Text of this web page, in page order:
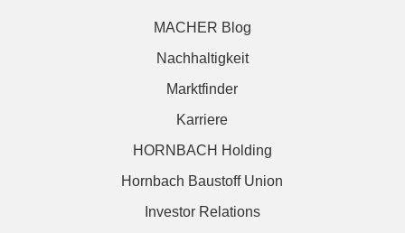
MACHER Blog
Nachhaltigkeit
Marktfinder
Karriere
HORNBACH Holding
Hornbach Baustoff Union
Investor Relations